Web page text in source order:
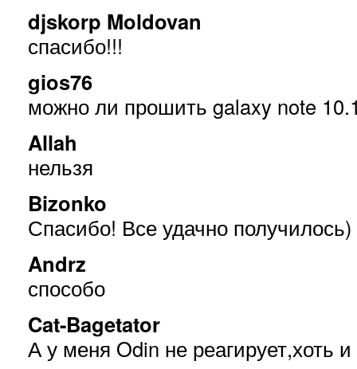
djskorp Moldovan
спасибо!!!
gios76
можно ли прошить galaxy note
Allah
нельзя
Bizonko
Спасибо! Все удачно получилось)
Andrz
способо
Cat-Bagetator
А у меня Odin не реагирует,хоть